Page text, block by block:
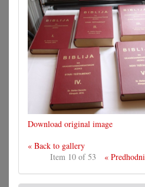
Download original image
« Back to gallery
Item 10 of 53
« Predhodni